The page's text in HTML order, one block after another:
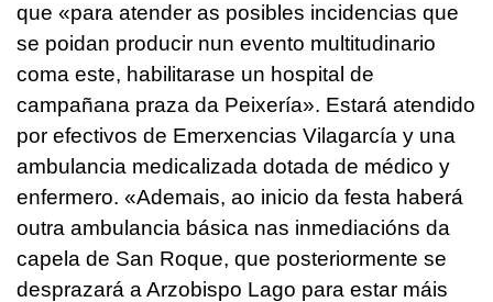
que «para atender as posibles incidencias que
se poidan producir nun evento multitudinario
coma este, habilitarase un hospital de
campañana praza da Peixería». Estará atendido
por efectivos de Emerxencias Vilagarcía y una
ambulancia medicalizada dotada de médico y
enfermero. «Ademais, ao inicio da festa haberá
outra ambulancia básica nas inmediacións da
capela de San Roque, que posteriormente se
desprazará a Arzobispo Lago para estar máis